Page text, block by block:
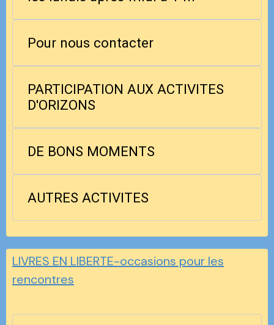
Pour nous contacter
PARTICIPATION AUX ACTIVITES
D'ORIZONS
DE BONS MOMENTS
AUTRES ACTIVITES
LIVRES EN LIBERTE-occasions pour les
rencontres